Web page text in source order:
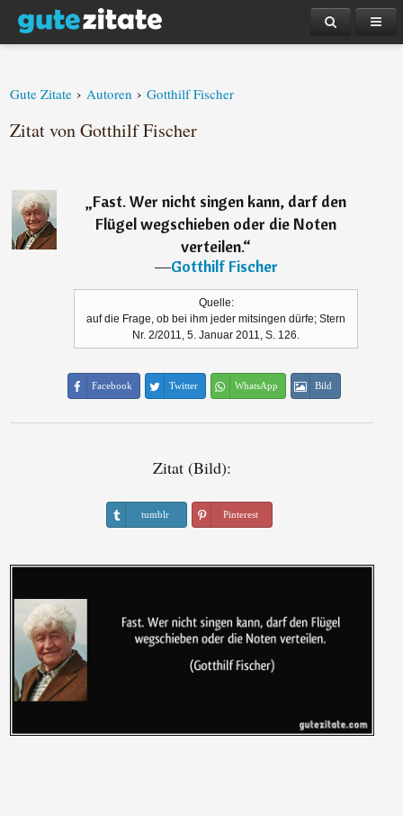
Gute Zitate › Autoren › Gotthilf Fischer
Zitat von Gotthilf Fischer
„Fast. Wer nicht singen kann, darf den
Flügel wegschieben oder die Noten
verteilen.“
―Gotthilf Fischer
Quelle:
auf die Frage, ob bei ihm jeder mitsingen dürfe; Stern
Nr. 2/2011, 5. Januar 2011, S. 126.
Facebook Twitter WhatsApp Bild
Zitat (Bild):
tumblr Pinterest